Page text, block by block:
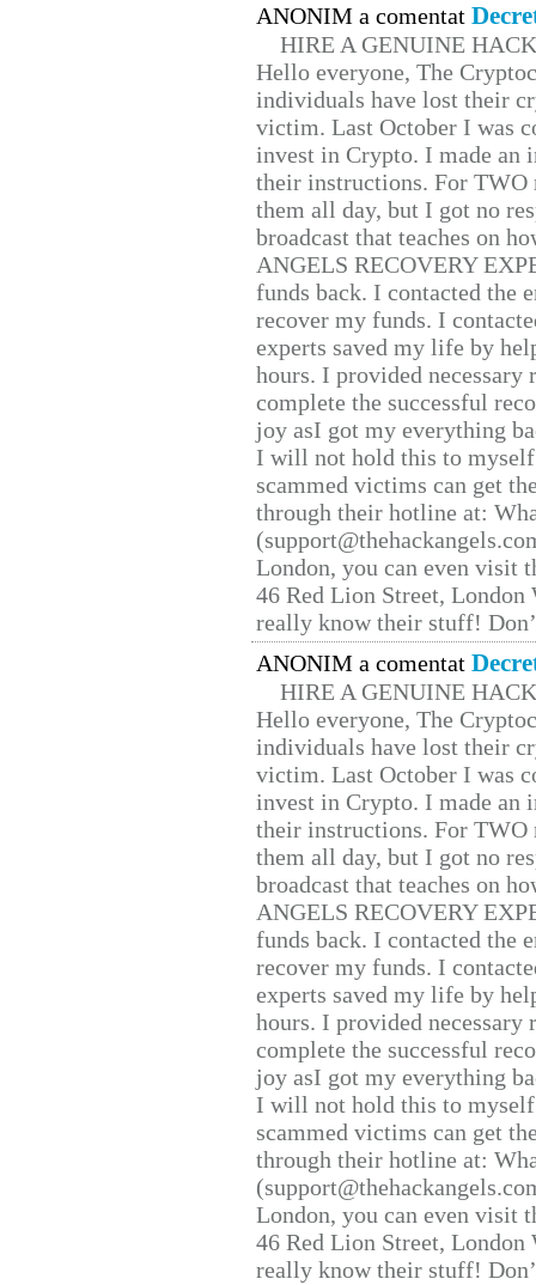
ANONIM a comentat
HIRE A GENUINE
Hello everyone, The
individuals have lost their
victim. Last October I was
invest in Crypto. I made
their instructions. For TWO
them all day, but I got no
broadcast that teaches on
ANGELS RECOVERY
funds back. I contacted the
recover my funds. I
experts saved my life by
hours. I provided
complete the successful
joy asI got my everything
I will not hold this to
scammed victims can get
through their hotline at:
London, you can even visit
46 Red Lion Street, London
really know their stuff!
ANONIM a comentat
HIRE A GENUINE
Hello everyone, The
individuals have lost their
victim. Last October I was
invest in Crypto. I made
their instructions. For TWO
them all day, but I got no
broadcast that teaches on
ANGELS RECOVERY
funds back. I contacted the
recover my funds. I
experts saved my life by
hours. I provided
complete the successful
joy asI got my everything
I will not hold this to
scammed victims can get
through their hotline at:
London, you can even visit
46 Red Lion Street, London
really know their stuff!